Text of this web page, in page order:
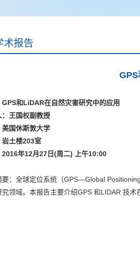
术报告
GPS
GPS和LiDAR在自然灾害研究中的应用
：王国权副教授
美国休斯敦大学
岩土楼203室
2016年12月27日(周二) 上午10:00
要：全球定位系统（GPS—Global
究领域。本报告主要介绍GPS 和LIDAR 技